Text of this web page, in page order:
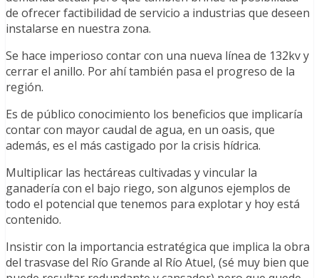
de ofrecer factibilidad de servicio a industrias que deseen
instalarse en nuestra zona.
Se hace imperioso contar con una nueva línea de 132kv y
cerrar el anillo. Por ahí también pasa el progreso de la
región.
Es de público conocimiento los beneficios que implicaría
contar con mayor caudal de agua, en un oasis, que
además, es el más castigado por la crisis hídrica.
Multiplicar las hectáreas cultivadas y vincular la
ganadería con el bajo riego, son algunos ejemplos de
todo el potencial que tenemos para explotar y hoy está
contenido.
Insistir con la importancia estratégica que implica la obra
del trasvase del Río Grande al Río Atuel, (sé muy bien que